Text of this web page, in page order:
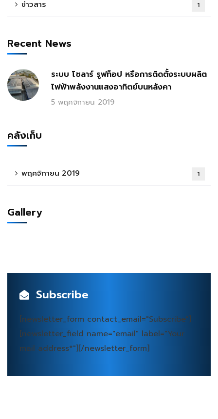
ข่าวสาร 1
Recent News
ระบบ โซลาร์ รูฟท็อป หรือการติดตั้งระบบผลิต
ไฟฟ้าพลังงานแสงอาทิตย์บนหลังคา
5 พฤศจิกายน 2019
คลังเก็บ
พฤศจิกายน 2019 1
Gallery
Subscribe
[newsletter_form contact_email="Subscribe"]
[newsletter_field name="email" label="Your
mail address*"][/newsletter_form]